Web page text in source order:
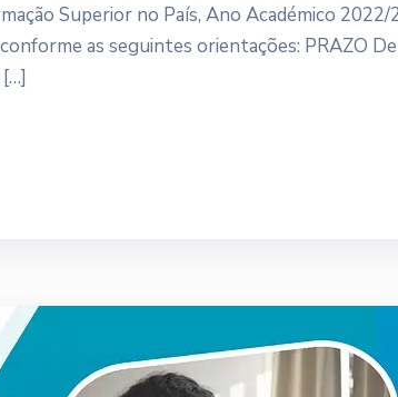
Superior no País, Ano Académico 2022/
as seguintes orientações: PRAZO